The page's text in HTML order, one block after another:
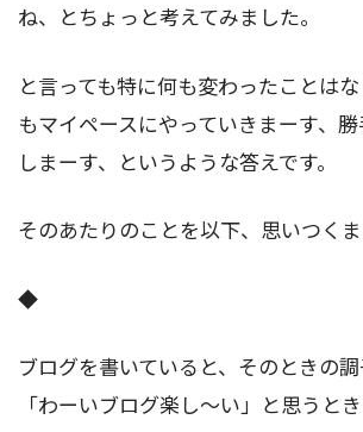
ね、とちょっと考えてみました。
と言っても特に何も変わったことは
もマイペースにやっていきまーす、
しまーす、というような答えです。
そのあたりのことを以下、思いつくま
◆
ブログを書いていると、そのときの調
「わーいブログ楽し～い」と思うと